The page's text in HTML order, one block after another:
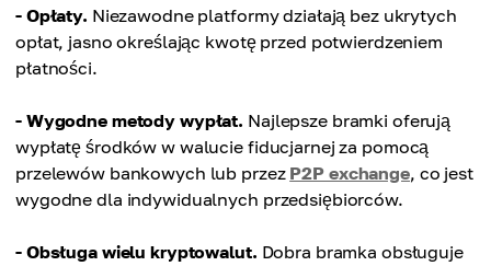
- Opłaty. Niezawodne platformy działają bez ukrytych
opłat, jasno określając kwotę przed potwierdzeniem
płatności.
- Wygodne metody wypłat. Najlepsze bramki oferują
wypłatę środków w walucie fiducjarnej za pomocą
przelewów bankowych lub przez P2P exchange, co jest
wygodne dla indywidualnych przedsiębiorców.
- Obsługa wielu kryptowalut. Dobra bramka obsługuje